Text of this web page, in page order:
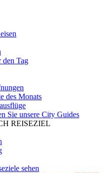
Tag
des Monats
Sie unsere City Guides
REISEZIEL
sehen